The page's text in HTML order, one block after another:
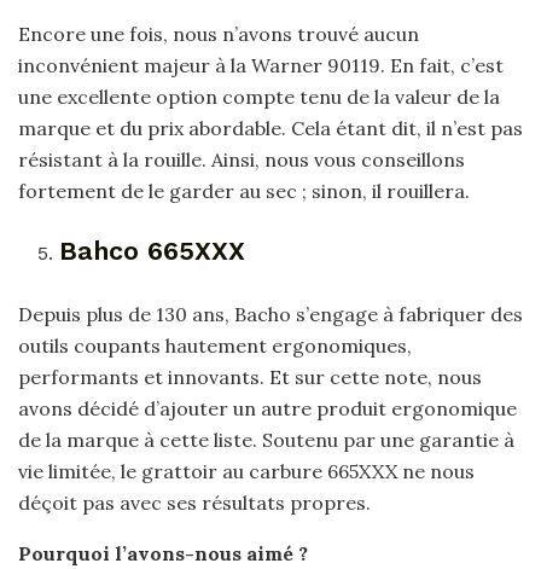
Encore une fois, nous n’avons trouvé aucun
inconvénient majeur à la Warner 90119. En fait, c’est
une excellente option compte tenu de la valeur de la
marque et du prix abordable. Cela étant dit, il n’est pas
résistant à la rouille. Ainsi, nous vous conseillons
fortement de le garder au sec ; sinon, il rouillera.
Bahco ‎665XXX
Depuis plus de 130 ans, Bacho s’engage à fabriquer des
outils coupants hautement ergonomiques,
performants et innovants. Et sur cette note, nous
avons décidé d’ajouter un autre produit ergonomique
de la marque à cette liste. Soutenu par une garantie à
vie limitée, le grattoir au carbure 665XXX ne nous
déçoit pas avec ses résultats propres.
Pourquoi l’avons-nous aimé ?